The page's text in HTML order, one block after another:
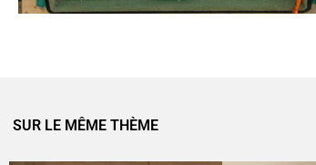
SUR LE MÊME THÈME